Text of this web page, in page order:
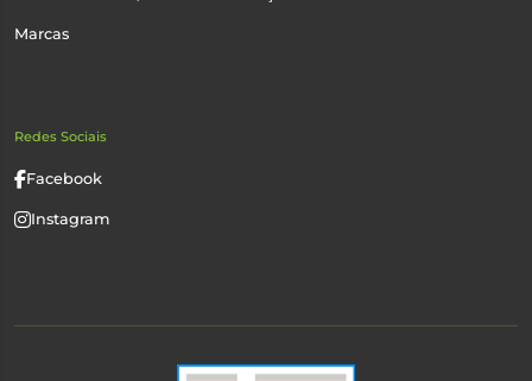
Marcas
Redes Sociais
Facebook
Instagram